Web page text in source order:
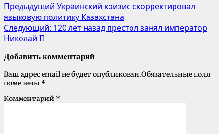
Предыдущий Украинский кризис скорректировал
языковую политику Казахстана
Следующий: 120 лет назад престол занял император
Николай II
Добавить комментарий
Ваш адрес email не будет опубликован.Обязательные поля
помечены *
Комментарий *